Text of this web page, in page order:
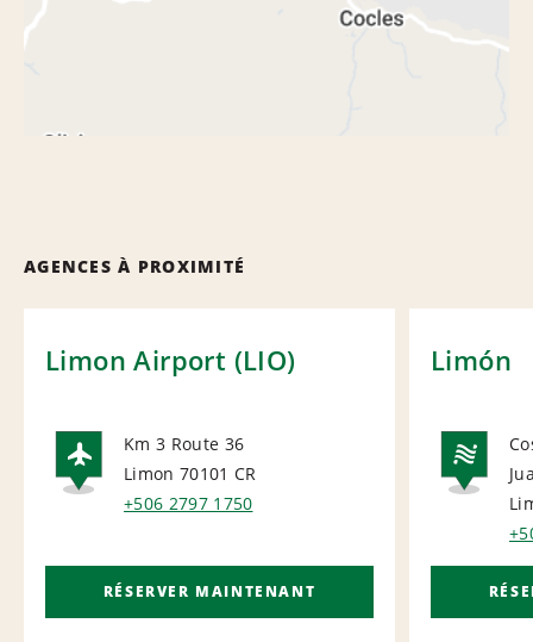
AGENCES À PROXIMITÉ
Limon Airport (LIO)
AIRPORT
Km 3 Route 36
Limon 70101 CR
+506 2797 1750
RÉSERVER MAINTENANT
Limón